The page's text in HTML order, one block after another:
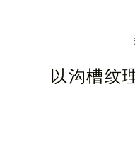
以沟槽纹